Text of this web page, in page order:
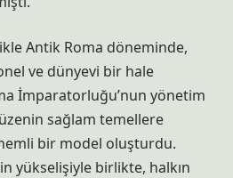
Antik Roma döneminde,
ve dünyevi bir hale
İmparatorluğu’nun yönetim
sağlam temellere
bir model oluşturdu.
yükselişiyle birlikte, halkın